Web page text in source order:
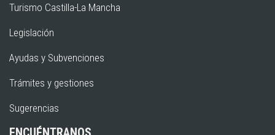
Turismo Castilla-La Mancha
Legislación
Ayudas y Subvenciones
Trámites y gestiones
Sugerencias